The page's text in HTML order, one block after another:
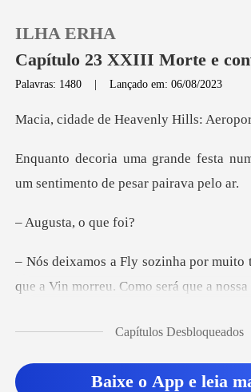
Loja
Sair
ILHA ERHA
Capítulo 23 XXIII Morte e
Palavras: 1480 |Lançado em: 06/08/2023
Heavenly Hills: A
sta
um sent
ta, o q
ito
que a Vin morre
bem, ela é forte
Capítulos Desbloqueados
Baixe o App e leia